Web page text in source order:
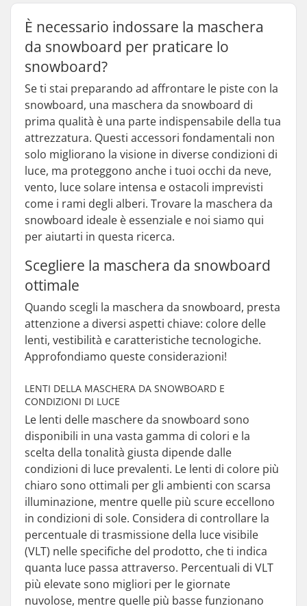
È necessario indossare la maschera
da snowboard per praticare lo
snowboard?
Se ti stai preparando ad affrontare le piste con la
snowboard, una maschera da snowboard di
prima qualità è una parte indispensabile della tua
attrezzatura. Questi accessori fondamentali non
solo migliorano la visione in diverse condizioni di
luce, ma proteggono anche i tuoi occhi da neve,
vento, luce solare intensa e ostacoli imprevisti
come i rami degli alberi. Trovare la maschera da
snowboard ideale è essenziale e noi siamo qui
per aiutarti in questa ricerca.
Scegliere la maschera da snowboard
ottimale
Quando scegli la maschera da snowboard, presta
attenzione a diversi aspetti chiave: colore delle
lenti, vestibilità e caratteristiche tecnologiche.
Approfondiamo queste considerazioni!
LENTI DELLA MASCHERA DA SNOWBOARD E
CONDIZIONI DI LUCE
Le lenti delle maschere da snowboard sono
disponibili in una vasta gamma di colori e la
scelta della tonalità giusta dipende dalle
condizioni di luce prevalenti. Le lenti di colore più
chiaro sono ottimali per gli ambienti con scarsa
illuminazione, mentre quelle più scure eccellono
in condizioni di sole. Considera di controllare la
percentuale di trasmissione della luce visibile
(VLT) nelle specifiche del prodotto, che ti indica
quanta luce passa attraverso. Percentuali di VLT
più elevate sono migliori per le giornate
nuvolose, mentre quelle più basse funzionano